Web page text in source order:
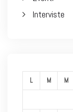
Interviste
L M M